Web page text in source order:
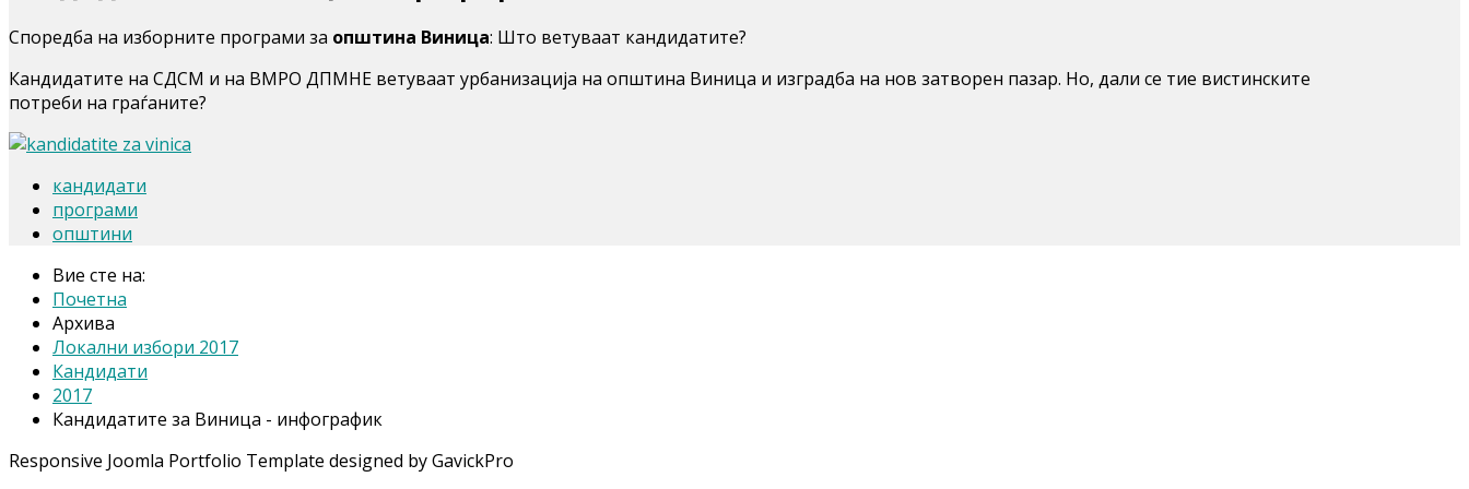
Споредба на изборните програми за општина Виница: Што ветуваат кандидатите?
Кандидатите на СДСМ и на ВМРО ДПМНЕ ветуваат урбанизација на општина Виница и изградба на нов затворен пазар. Но, дали се тие вистинските
потреби на граѓаните?
кандидати
програми
општини
Вие сте на:
Почетна
Архива
Локални избори 2017
Кандидати
2017
Кандидатите за Виница - инфографик
Responsive Joomla Portfolio Template designed by GavickPro